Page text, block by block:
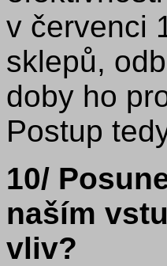
v červenci
sklepů,
doby ho
Postup
10/
naším
vliv?